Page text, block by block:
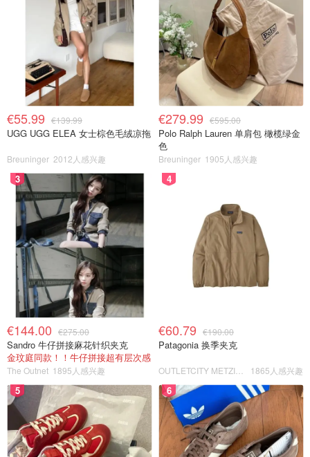
€55.99 €139.99
UGG UGG ELEA 女士棕色毛绒凉拖
Breuninger 2012人感兴趣
€279.99 €595.00
Polo Ralph Lauren 单肩包 橄榄绿金
色
Breuninger 1905人感兴趣
3
€144.00 €275.00
Sandro 牛仔拼接麻花针织夹克
金玟庭同款！！牛仔拼接超有层次感
The Outnet 1895人感兴趣
4
€60.79 €190.00
Patagonia 换季夹克
1865人感兴趣
5 6